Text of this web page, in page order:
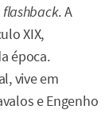
flashback. A
XIX,
época.
vive em
e Engenho